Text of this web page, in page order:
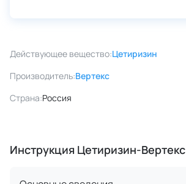
Действующее вещество:Цетиризин
Производитель:Вертекс
Страна:Россия
Инструкция Цетиризин-Вертекс